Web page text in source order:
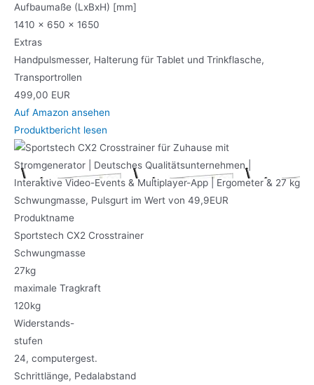
Aufbaumaße (LxBxH) [mm]
1410 x 650 x 1650
Extras
Handpulsmesser, Halterung für Tablet und Trinkflasche,
Transportrollen
499,00 EUR
Auf Amazon ansehen
Produktbericht lesen
Produktname
Sportstech CX2 Crosstrainer
Schwungmasse
27kg
maximale Tragkraft
120kg
Widerstands-
stufen
24, computergest.
Schrittlänge, Pedalabstand